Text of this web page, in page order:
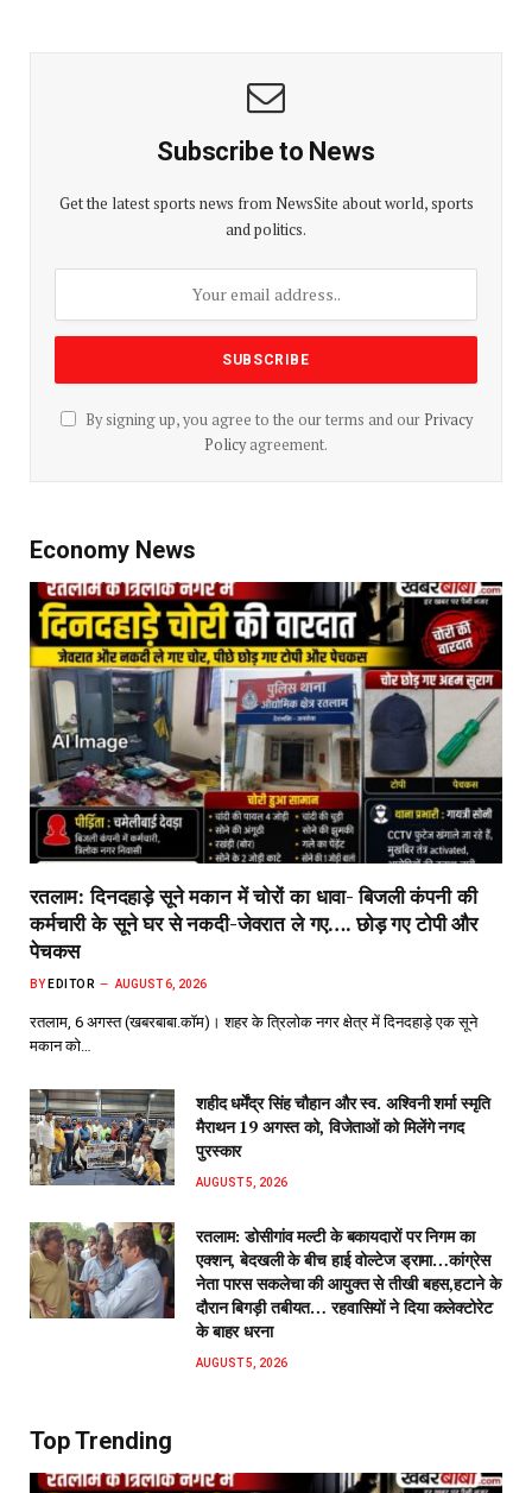
Subscribe to News
Get the latest sports news from NewsSite about world, sports
and politics.
By signing up, you agree to the our terms and our Privacy
Policyagreement.
Economy News
रतलाम: दिनदहाड़े सूने मकान में चोरों का धावा- बिजली कंपनी की
कर्मचारी के सूने घर से नकदी-जेवरात ले गए…. छोड़ गए टोपी और
पेचकस
BY EDITOR AUGUST 6, 2026
रतलाम, 6 अगस्त (खबरबाबा.कॉम)। शहर के त्रिलोक नगर क्षेत्र में दिनदहाड़े एक सूने
मकान को…
शहीद धर्मेंद्र सिंह चौहान और स्व. अश्विनी शर्मा स्मृति
मैराथन 19 अगस्त को, विजेताओं को मिलेंगे नगद
पुरस्कार
AUGUST 5, 2026
रतलाम: डोसीगांव मल्टी के बकायदारों पर निगम का
एक्शन, बेदखली के बीच हाई वोल्टेज ड्रामा…कांग्रेस
नेता पारस सकलेचा की आयुक्त से तीखी बहस,हटाने के
दौरान बिगड़ी तबीयत… रहवासियों ने दिया कलेक्टोरेट
के बाहर धरना
AUGUST 5, 2026
Top Trending